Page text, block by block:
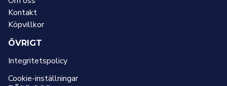
Kontakt
Köpvillkor
ÖVRIGT
Integritetspolicy
Cookie-inställningar